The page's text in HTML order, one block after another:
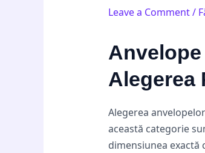
Leave a Comment/
Alegerea
Alegerea
această categorie
dimensiunea